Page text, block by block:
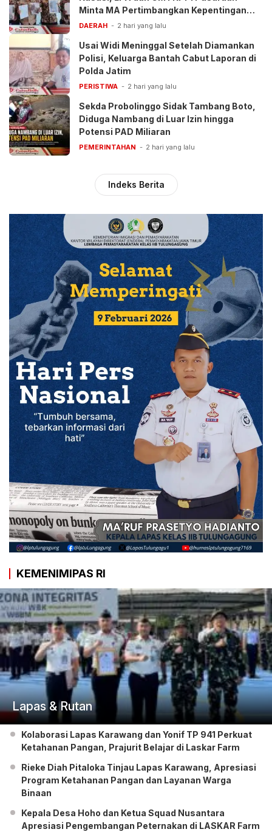
Minta MA Pertimbangkan Kepentingan
Anak
DAERAH 2 hari yang lalu
Usai Widi Meninggal Setelah Diamankan
Polisi, Keluarga Bantah Cabut Laporan di
Polda Jatim
PERISTIWA 2 hari yang lalu
Sekda Probolinggo Sidak Tambang Boto,
Diduga Nambang di Luar Izin hingga
Potensi PAD Miliaran
PEMERINTAHAN 2 hari yang lalu
Indeks Berita
KEMENIMIPAS RI
Lapas & Rutan
Kolaborasi Lapas Karawang dan Yonif TP 941 Perkuat
Ketahanan Pangan, Prajurit Belajar di Laskar Farm
Rieke Diah Pitaloka Tinjau Lapas Karawang, Apresiasi
Program Ketahanan Pangan dan Layanan Warga
Binaan
Kepala Desa Hoho dan Ketua Squad Nusantara
Apresiasi Pengembangan Peternakan di LASKAR Farm